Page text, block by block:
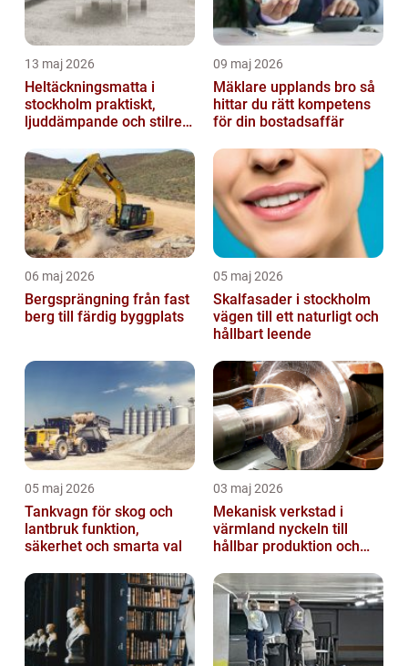
13 maj 2026
Heltäckningsmatta i
stockholm praktiskt,
ljuddämpande och stilrent
09 maj 2026
Mäklare upplands bro så
hittar du rätt kompetens
för din bostadsaffär
06 maj 2026
Bergsprängning från fast
berg till färdig byggplats
05 maj 2026
Skalfasader i stockholm
vägen till ett naturligt och
hållbart leende
05 maj 2026
Tankvagn för skog och
lantbruk funktion,
säkerhet och smarta val
03 maj 2026
Mekanisk verkstad i
värmland nyckeln till
hållbar produktion och